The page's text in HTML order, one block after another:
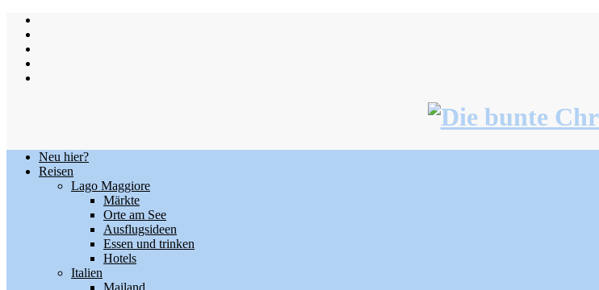
Skip
content
Neu hier?
Reisen
Lago Maggiore
Märkte
Orte am See
Ausflugsideen
Essen und trinken
Hotels
Italien
Mailand